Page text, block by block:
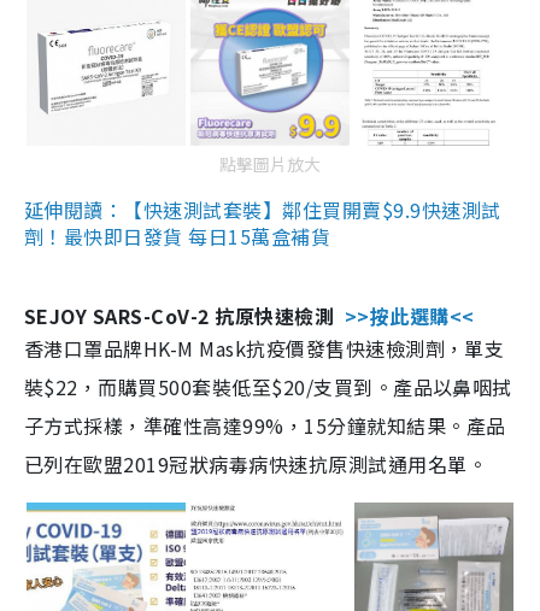
點擊圖片放大
延伸閱讀：【快速測試套裝】鄰住買開賣$9.9快速測試
劑！最快即日發貨 每日15萬盒補貨
SEJOY SARS-CoV-2 抗原快速檢測 >>按此選購<<
香港口罩品牌HK-M Mask抗疫價發售快速檢測劑，單支
裝$22，而購買500套裝低至$20/支買到。產品以鼻咽拭
子方式採樣，準確性高達99%，15分鐘就知結果。產品
已列在歐盟2019冠狀病毒病快速抗原測試通用名單。